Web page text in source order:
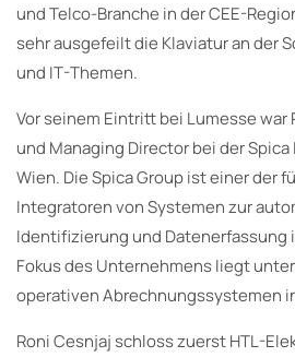
und Telco-Branche in der CEE-
sehr ausgefeilt die Klaviatur an der
und IT-Themen.
Vor seinem Eintritt bei Lumesse war
und Managing Director bei der
Wien. Die Spica Group ist einer der
Integratoren von Systemen zur
Identifizierung und Datenerfassung
Fokus des Unternehmens liegt
operativen Abrechnungssystemen
Roni Cesnjaj schloss zuerst HTL-